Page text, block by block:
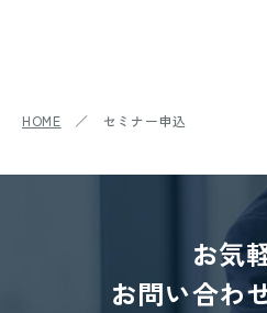
HOME ／ セミナー申込
お気
お問い合わ